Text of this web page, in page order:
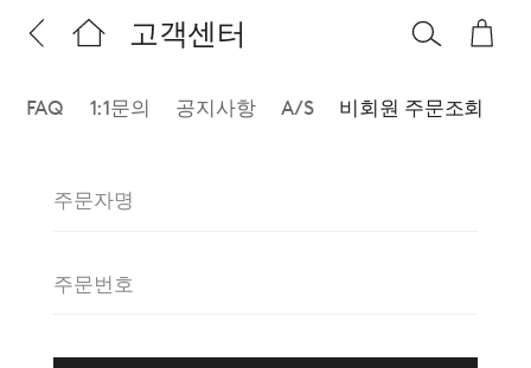
고객센터
FAQ 1:1문의 공지사항 A/S 비회원 주문조회